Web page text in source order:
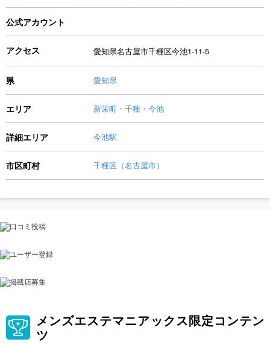
公式アカウント
アクセス 愛知県名古屋市千種区今池1-11-5
県 愛知県
エリア 新栄町・千種・今池
詳細エリア 今池駅
市区町村 千種区（名古屋市）
メンズエステマニアックス限定コンテン
ツ